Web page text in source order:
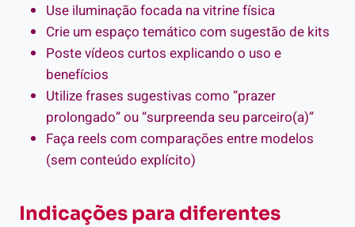
Use iluminação focada na vitrine física
Crie um espaço temático com sugestão de kits
Poste vídeos curtos explicando o uso e
benefícios
Utilize frases sugestivas como “prazer
prolongado” ou “surpreenda seu parceiro(a)”
Faça reels com comparações entre modelos
(sem conteúdo explícito)
Indicações para diferentes